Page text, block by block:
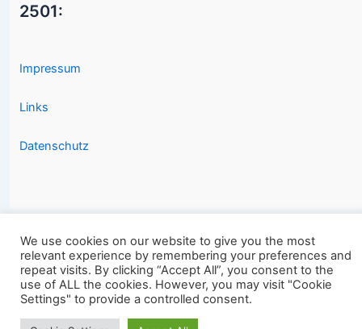
2501:
Impressum
Links
Datenschutz
Copyright © 2026 2501.eu Gute Filme |
We use cookies on our website to give you the most
relevant experience by remembering your preferences and
repeat visits. By clicking “Accept All”, you consent to the
use of ALL the cookies. However, you may visit "Cookie
Settings" to provide a controlled consent.